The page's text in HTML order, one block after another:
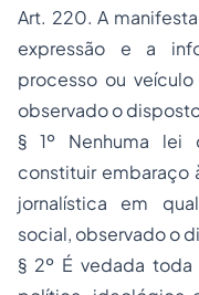
Art. 220. A
expressão e a
processo ou
observado o
§ 1º Nenhuma lei
constituir embaraço
jornalística em
social, observado o
§ 2º É vedada toda